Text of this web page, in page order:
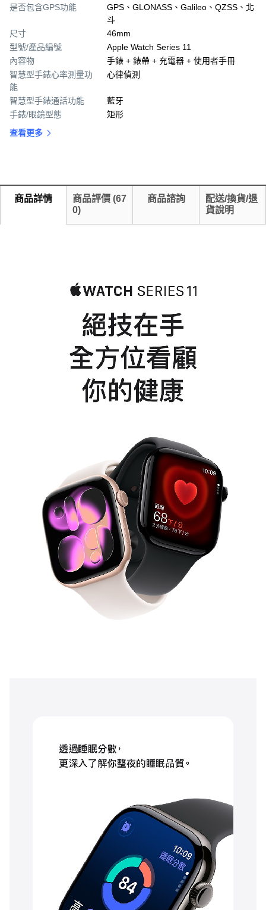
是否包含GPS功能
GPS、GLONASS、Galileo、QZSS、北
斗
尺寸
46mm
型號/產品編號
Apple Watch Series 11
內容物
手錶 + 錶帶 + 充電器 + 使用者手冊
智慧型手錶心率測量功
能
心律偵測
智慧型手錶通話功能
藍牙
手錶/眼鏡型態
矩形
查看更多
商品詳情 商品評價 (67
0)
商品諮詢
配送/換貨/退
貨說明